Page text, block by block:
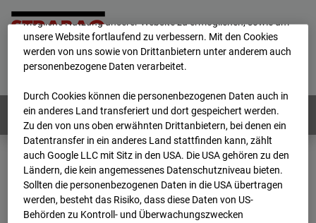
Home E-Mail Impressum
Login
Webcams: Alle Länder
Home
Deutschland
BC-146 - BV-Neubau STRABAG BMTI Werkstatthalle Garching
Archiv
2026 07 08 08:45
mögliche Nutzung unserer Website zu ermöglichen, sowie um
unsere Website fortlaufend zu verbessern. Mit den Cookies
werden von uns sowie von Drittanbietern unter anderem auch
personenbezogene Daten verarbeitet.
Durch Cookies können die personenbezogenen Daten auch in
ein anderes Land transferiert und dort gespeichert werden.
Zu den von uns oben erwähnten Drittanbietern, bei denen ein
Datentransfer in ein anderes Land stattfinden kann, zählt
auch Google LLC mit Sitz in den USA. Die USA gehören zu den
Ländern, die kein angemessenes Datenschutzniveau bieten.
Sollten die personenbezogenen Daten in die USA übertragen
werden, besteht das Risiko, dass diese Daten von US-
Behörden zu Kontroll- und Überwachungszwecken